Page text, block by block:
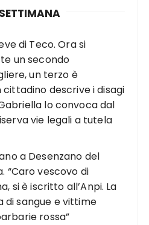
di Teco. Ora si
un secondo
un terzo è
cittadino descrive i disagi
lo convoca dal
vie legali a tutela
a Desenzano del
“Caro vescovo di
si è iscritto all’Anpi. La
di sangue e vittime
rossa”